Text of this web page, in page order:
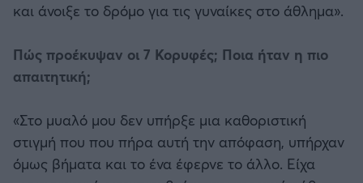
και άνοιξε το δρόμο για τις γυναίκες στο άθλημα».
Πώς προέκυψαν οι 7 Κορυφές; Ποια ήταν η πιο
απαιτητική;
«Στο μυαλό μου δεν υπήρξε μια καθοριστική
στιγμή που που πήρα αυτή την απόφαση, υπήρχαν
όμως βήματα και το ένα έφερνε το άλλο. Είχα